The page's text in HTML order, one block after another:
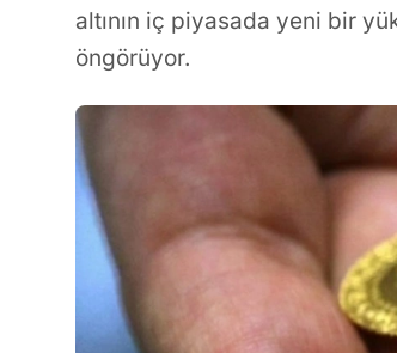
altının iç piyasada yeni bir
öngörüyor.